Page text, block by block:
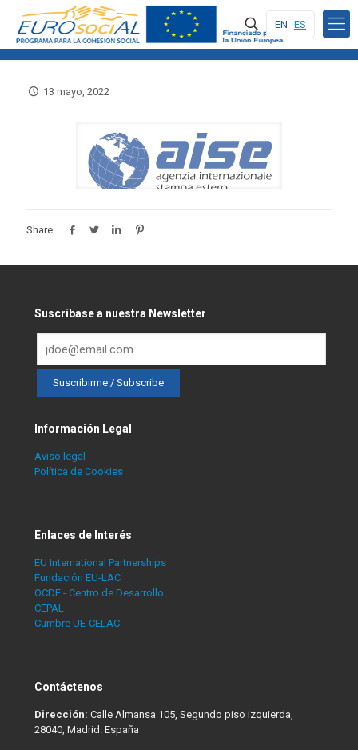
EN ES
13 mayo, 2022
Share
Suscríbase a nuestra Newsletter
Información Legal
Aviso legal
Política de Cookies
Enlaces de Interés
EU International Partnerships
Fundación EU-LAC
OCDE - Centro de Desarrollo
CEPAL
Cumbre UE-CELAC
Contáctenos
Dirección: Calle Almansa 105, Segundo piso izquierda,
28040, Madrid. España